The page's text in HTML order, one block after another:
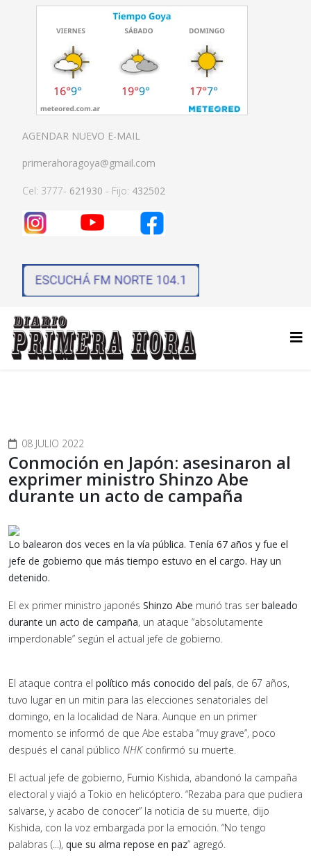
AGENDAR NUEVO E-MAIL
primerahoragoya@gmail.com
Cel: 3777- 621930 - Fijo: 432502
08 JULIO 2022
Conmoción en Japón: asesinaron al
exprimer ministro Shinzo Abe
durante un acto de campaña
Lo balearon dos veces en la vía pública. Tenía 67 años y fue el
jefe de gobierno que más tiempo estuvo en el cargo. Hay un
detenido.
El ex primer ministro japonés Shinzo Abe murió tras ser baleado
durante un acto de campaña, un ataque “absolutamente
imperdonable” según el actual jefe de gobierno.
El ataque contra el político más conocido del país, de 67 años,
tuvo lugar en un mitin para las elecciones senatoriales del
domingo, en la localidad de Nara. Aunque en un primer
momento se informó de que Abe estaba “muy grave”, poco
después el canal público NHK confirmó su muerte.
El actual jefe de gobierno, Fumio Kishida, abandonó la campaña
electoral y viajó a Tokio en helicóptero. “Rezaba para que pudiera
salvarse, y acabo de conocer” la noticia de su muerte, dijo
Kishida, con la voz embargada por la emoción. “No tengo
palabras (...), que su alma repose en paz” agregó.